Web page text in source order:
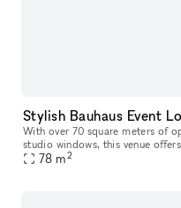
With over 70 square meters of
studio windows, this venue
stores, showrooms, exhibitions,
78 m2